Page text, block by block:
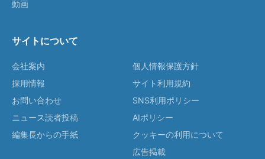
動画
サイトについて
会社案内
採用情報
お問い合わせ
ニュース読者投稿
編集長からの手紙
個人情報保護方針
サイト利用規約
SNS利用ポリシー
AIポリシー
クッキーの利用について
広告掲載